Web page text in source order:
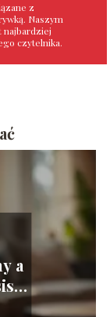
z
Naszym
najbardziej
czytelnika.
a